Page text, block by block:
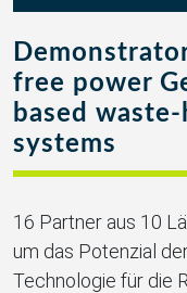
free power
based
systems
16 Partner aus 10
um das Potenzial
Technologie für die